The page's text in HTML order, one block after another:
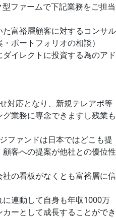
ファームで下記業務をご担当
た富裕層顧客に対するコンサル
ポートフォリオの相談）
イレクトに投資する為のアド
対応となり、新規テレアポ等
業務に専念できますし残業も
ファンドは日本ではどこも提
客への提案が他社との優位性
の看板がなくとも富裕層に信
連動して自身も年収1000万
ーとして成長することができ